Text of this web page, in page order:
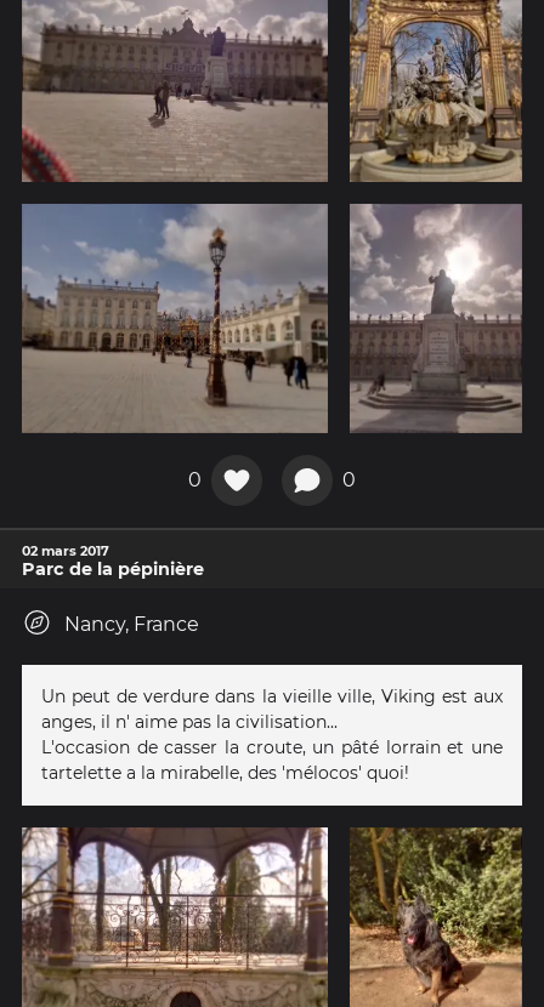
0 0
02 mars 2017
Parc de la pépinière
Nancy, France
Un peut de verdure dans la vieille ville, Viking est aux
anges, il n' aime pas la civilisation...
L'occasion de casser la croute, un pâté lorrain et une
tartelette a la mirabelle, des 'mélocos' quoi!